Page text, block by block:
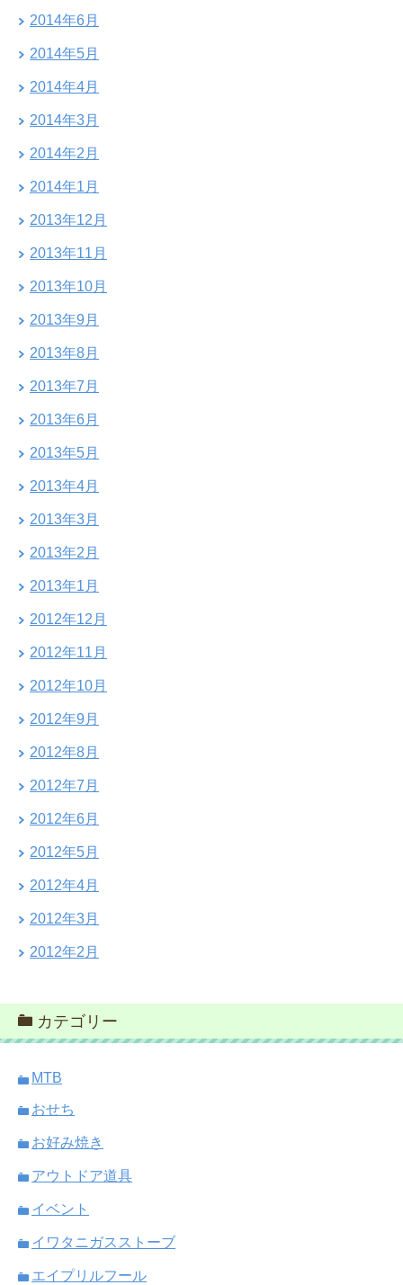
2014年6月
2014年5月
2014年4月
2014年3月
2014年2月
2014年1月
2013年12月
2013年11月
2013年10月
2013年9月
2013年8月
2013年7月
2013年6月
2013年5月
2013年4月
2013年3月
2013年2月
2013年1月
2012年12月
2012年11月
2012年10月
2012年9月
2012年8月
2012年7月
2012年6月
2012年5月
2012年4月
2012年3月
2012年2月
カテゴリー
MTB
おせち
お好み焼き
アウトドア道具
イベント
イワタニガスストーブ
エイプリルフール